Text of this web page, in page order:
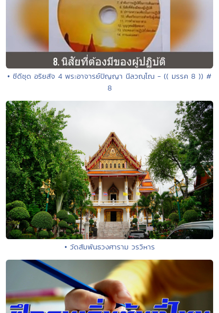
• ซีดีชุด อริยสัจ 4 พระอาจารย์ปัญญา นีลวณฺโณ - (( มรรค 8 )) #
8
• วัดสัมพันธวงศาราม วรวิหาร